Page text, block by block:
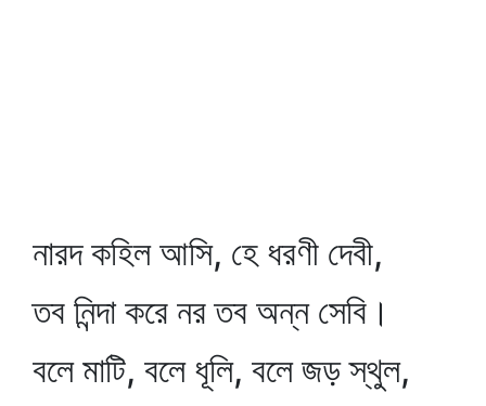
নারদ কহিল আসি, হে ধরণী দেবী,
তব নিন্দা করে নর তব অন্ন সেবি।
বলে মাটি, বলে ধূলি, বলে জড় স্থুল,